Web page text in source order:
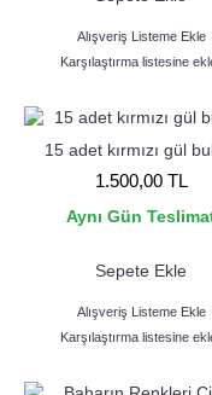
Alışveriş Listeme Ekle
Karşılaştırma listesine
15 adet kırmızı gül
1.500,00 TL
Aynı Gün
Sepete Ekle
Alışveriş Listeme Ekle
Karşılaştırma listesine